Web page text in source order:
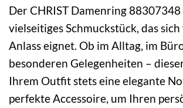
Der CHRIST Damenring 88307348
vielseitiges Schmuckstück, das
Anlass eignet. Ob im Alltag, im
besonderen Gelegenheiten –
Ihrem Outfit stets eine elegante
perfekte Accessoire, um Ihren